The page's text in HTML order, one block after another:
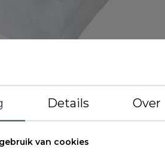
Synthetische bolletjes
Details Over
van cookies